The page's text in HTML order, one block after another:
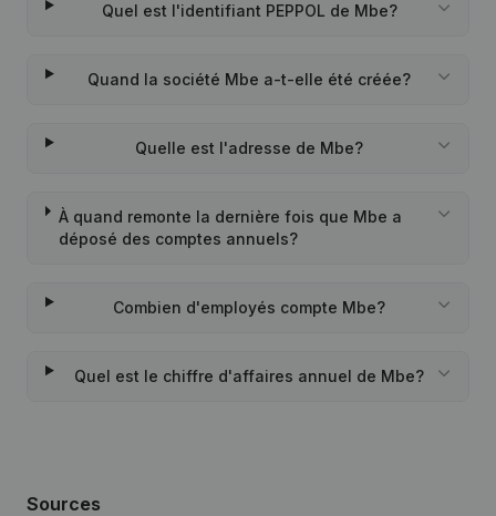
Quel est l'identifiant PEPPOL de Mbe?
Quand la société Mbe a-t-elle été créée?
Quelle est l'adresse de Mbe?
À quand remonte la dernière fois que Mbe a
déposé des comptes annuels?
Combien d'employés compte Mbe?
Quel est le chiffre d'affaires annuel de Mbe?
Sources